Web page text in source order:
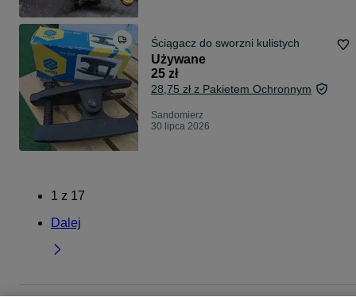
Ściągacz do sworzni kulistych
Używane
25 zł
28,75 zł z Pakietem Ochronnym
Sandomierz
30 lipca 2026
1 z 17
Dalej